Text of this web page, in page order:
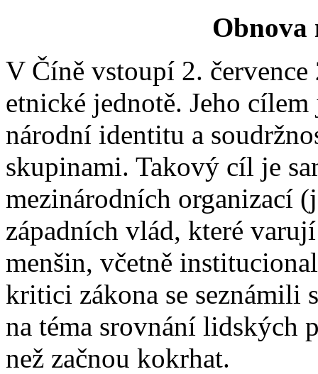
Obnova
V Číně vstoupí 2.
etnické jednotě. Jeho
národní identitu a
skupinami. Takový cíl je
mezinárodních organizací
západních vlád, které
menšin, včetně
kritici zákona se seznámili
na téma srovnání lidských
než začnou kokrhat.